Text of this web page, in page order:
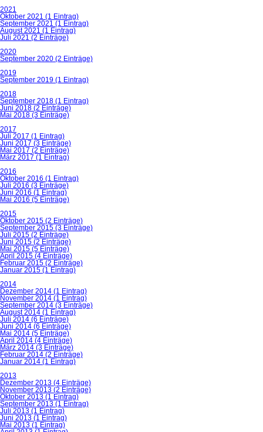
2021
Oktober 2021 (1 Eintrag)
September 2021 (1 Eintrag)
August 2021 (1 Eintrag)
Juli 2021 (2 Einträge)
2020
September 2020 (2 Einträge)
2019
September 2019 (1 Eintrag)
2018
September 2018 (1 Eintrag)
Juni 2018 (2 Einträge)
Mai 2018 (3 Einträge)
2017
Juli 2017 (1 Eintrag)
Juni 2017 (3 Einträge)
Mai 2017 (2 Einträge)
März 2017 (1 Eintrag)
2016
Oktober 2016 (1 Eintrag)
Juli 2016 (3 Einträge)
Juni 2016 (1 Eintrag)
Mai 2016 (5 Einträge)
2015
Oktober 2015 (2 Einträge)
September 2015 (3 Einträge)
Juli 2015 (2 Einträge)
Juni 2015 (2 Einträge)
Mai 2015 (5 Einträge)
April 2015 (4 Einträge)
Februar 2015 (2 Einträge)
Januar 2015 (1 Eintrag)
2014
Dezember 2014 (1 Eintrag)
November 2014 (1 Eintrag)
September 2014 (3 Einträge)
August 2014 (1 Eintrag)
Juli 2014 (6 Einträge)
Juni 2014 (6 Einträge)
Mai 2014 (5 Einträge)
April 2014 (4 Einträge)
März 2014 (3 Einträge)
Februar 2014 (2 Einträge)
Januar 2014 (1 Eintrag)
2013
Dezember 2013 (4 Einträge)
November 2013 (2 Einträge)
Oktober 2013 (1 Eintrag)
September 2013 (1 Eintrag)
Juli 2013 (1 Eintrag)
Juni 2013 (1 Eintrag)
Mai 2013 (1 Eintrag)